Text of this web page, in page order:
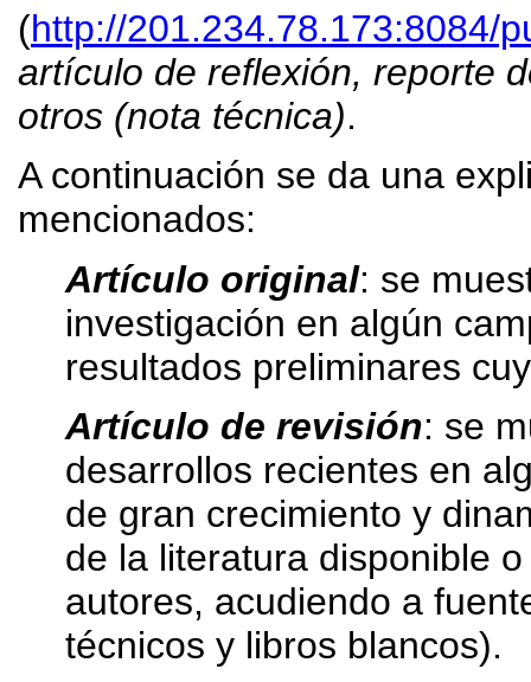
(http://201.234.78.173:8084/
artículo de reflexión, reporte
otros (nota técnica).
A continuación se da una
mencionados:
Artículo original: se
investigación en algún
resultados preliminares
Artículo de revisión: se
desarrollos recientes en
de gran crecimiento y
de la literatura disponible
autores, acudiendo a
técnicos y libros blancos).